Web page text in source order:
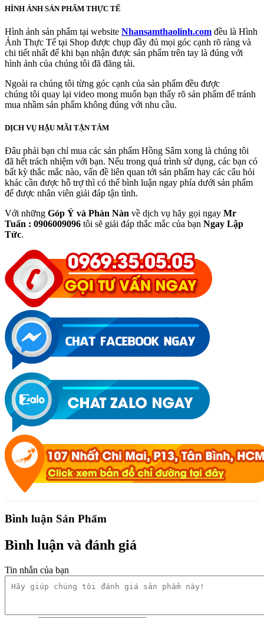
HÌNH ẢNH SẢN PHẨM THỰC TẾ
Hình ảnh sản phẩm tại website Nhansamthaolinh.com đều là Hình
Ảnh Thực Tế tại Shop được chụp đầy đủ mọi góc cạnh rõ ràng và
chi tiết nhất để khi bạn nhận được sản phẩm trên tay là đúng với
hình ảnh của chúng tôi đã đăng tải.
Ngoài ra chúng tôi từng góc cạnh của sản phẩm đều được
chúng tôi quay lại video mong muốn bạn thấy rõ sản phẩm để tránh
mua nhầm sản phẩm không đúng với nhu cầu.
DỊCH VỤ HẬU MÃI TẬN TÂM
Đâu phải bạn chỉ mua các sản phẩm Hồng Sâm xong là chúng tôi
đã hết trách nhiệm với bạn. Nếu trong quá trình sử dụng, các bạn có
bất kỳ thắc mắc nào, vấn đề liên quan tới sản phẩm hay các câu hỏi
khác cần được hỗ trợ thì có thể bình luận ngay phía dưới sản phẩm
để được nhân viên giải đáp tận tình.
Với những Góp Ý và Phàn Nàn về dịch vụ hãy gọi ngay Mr
Tuấn : 0906009096 tôi sẽ giải đáp thắc mắc của bạn Ngay Lập
Tức.
Bình luận Sản Phẩm
Bình luận và đánh giá
Tin nhắn của bạn